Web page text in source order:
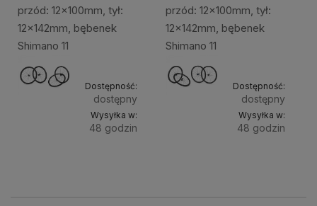
przód: 12x100mm, tył:
12x142mm, bębenek
Shimano 11
Dostępność:
dostępny
Wysyłka w:
48 godzin
przód: 12x100mm, tył:
12x142mm, bębenek
Shimano 11
Dostępność:
dostępny
Wysyłka w:
48 godzin